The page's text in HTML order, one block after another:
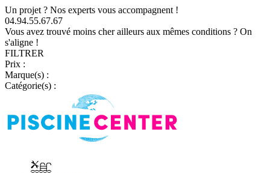
Un projet ? Nos experts vous accompagnent !
04.94.55.67.67
Vous avez trouvé moins cher ailleurs aux mêmes conditions ? On
s'aligne !
FILTRER
Prix :
Marque(s) :
Catégorie(s) :